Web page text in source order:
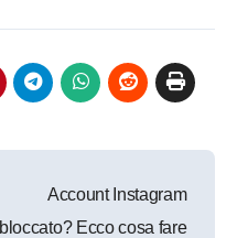
Account Instagram
bloccato? Ecco cosa fare